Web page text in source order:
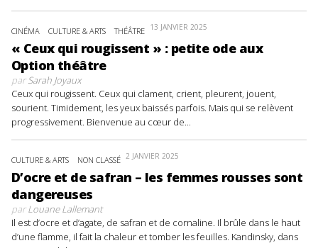
CINÉMA CULTURE & ARTS THÉÂTRE 13 JANVIER 2025
« Ceux qui rougissent » : petite ode aux
Option théâtre
parSarah Joyaux
Ceux qui rougissent. Ceux qui clament, crient, pleurent, jouent,
sourient. Timidement, les yeux baissés parfois. Mais qui se relèvent
progressivement. Bienvenue au cœur de...
CULTURE & ARTS NON CLASSÉ 2 JANVIER 2025
D’ocre et de safran – les femmes rousses sont
dangereuses
parLouane Lallemant
Il est d’ocre et d’agate, de safran et de cornaline. Il brûle dans le haut
d’une flamme, il fait la chaleur et tomber les feuilles. Kandinsky, dans